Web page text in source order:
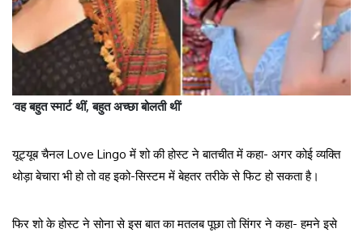
‘वह बहुत स्मार्ट थीं, बहुत अच्छा बोलती थीं’
यूट्यूब चैनल Love Lingo में शो की होस्ट ने बातचीत में कहा- अगर कोई व्यक्ति
थोड़ा बेचारा भी हो तो वह इको-सिस्टम में बेहतर तरीके से फिट हो सकता है।
फिर शो के होस्ट ने सोना से इस बात का मतलब पूछा तो सिंगर ने कहा- हमने इसे